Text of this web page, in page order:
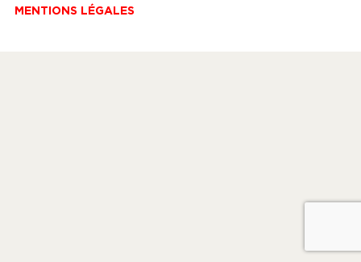
MENTIONS LÉGALES